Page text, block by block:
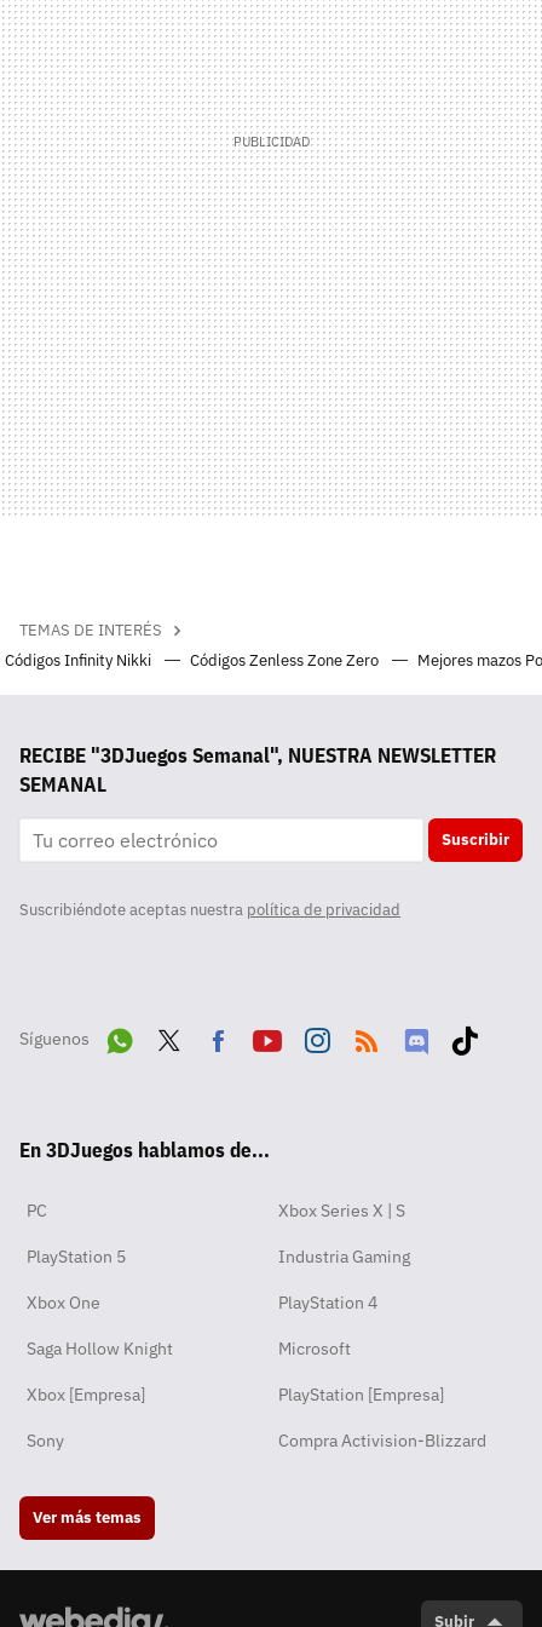
TEMAS DE INTERÉS
Códigos Infinity Nikki
Códigos Zenless Zone Zero Mejores mazos
RECIBE "3DJuegos Semanal", NUESTRA NEWSLETTER
SEMANAL
Suscribir
Suscribiéndote aceptas nuestra política de privacidad
Síguenos
pp
ok
En 3DJuegos hablamos de...
PC Xbox Series X | S
PlayStation 5 Industria Gaming
Xbox One PlayStation 4
Saga Hollow Knight Microsoft
Xbox [Empresa] PlayStation [Empresa]
Sony Compra Activision-Blizzard
Ver más temas
Subir